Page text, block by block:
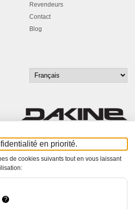
Revendeurs
Contact
Blog
Inscrivez-vous à notre newsletter !
réservés - Informations non contractuelles
en priorité.
de cookies suivants tout en vous laissant
?